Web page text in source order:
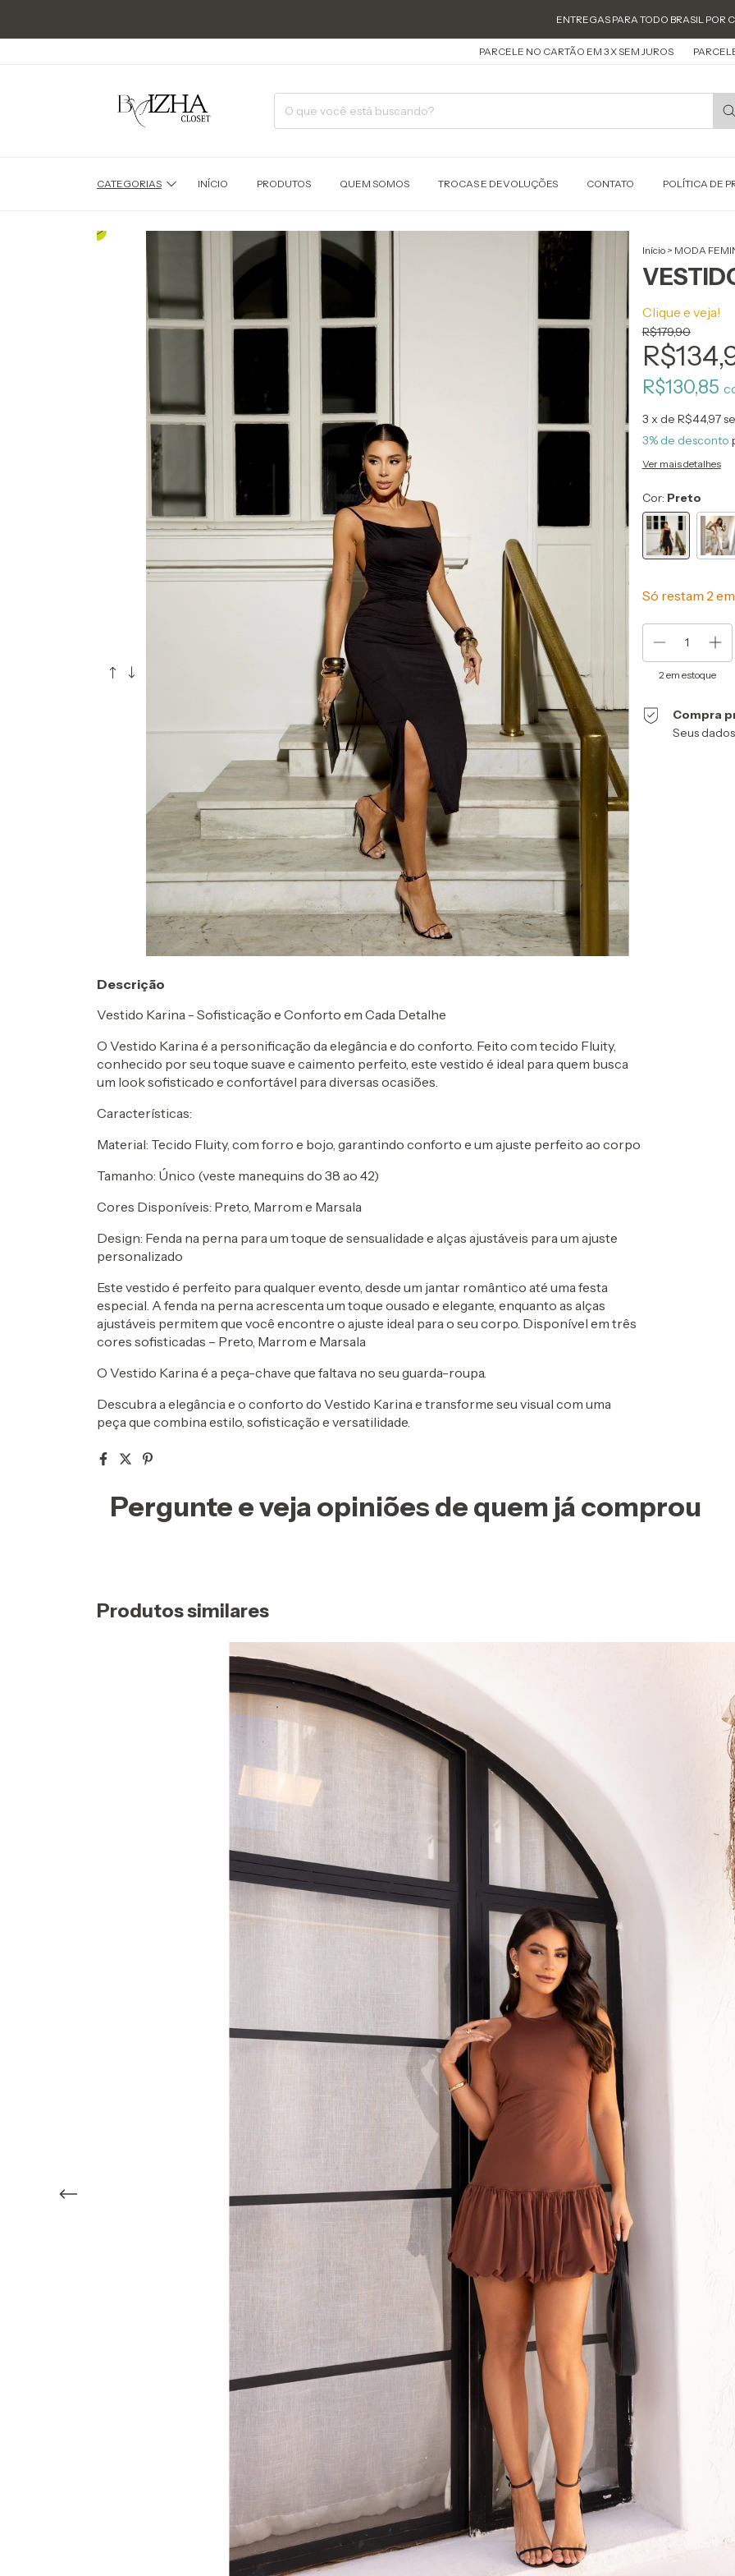
ENTREGAS PARA TODO BRASIL POR CORREIOS -
PARCELE NO CARTÃO EM 3 X SEM JUROS PARCELE NO CARTÃO EM
CATEGORIAS INÍCIO PRODUTOS QUEM SOMOS TROCAS E DEVOLUÇÕES CONTATO POLÍTICA DE
Início > MODA
Clique e veja!
R$179,90
R$130,85
3 x de R$44,97
3% de desconto
Ver mais detalhes
Cor: Preto
Só restam 2
2 em estoque
Compra
Seus
Descrição
Vestido Karina - Sofisticação e Conforto em Cada Detalhe
O Vestido Karina é a personificação da elegância e do conforto. Feito com tecido Fluity,
conhecido por seu toque suave e caimento perfeito, este vestido é ideal para quem busca
um look sofisticado e confortável para diversas ocasiões.
Características:
Material: Tecido Fluity, com forro e bojo, garantindo conforto e um ajuste perfeito ao corpo
Tamanho: Único (veste manequins do 38 ao 42)
Cores Disponíveis: Preto, Marrom e Marsala
Design: Fenda na perna para um toque de sensualidade e alças ajustáveis para um ajuste
personalizado
Este vestido é perfeito para qualquer evento, desde um jantar romântico até uma festa
especial. A fenda na perna acrescenta um toque ousado e elegante, enquanto as alças
ajustáveis permitem que você encontre o ajuste ideal para o seu corpo. Disponível em três
cores sofisticadas – Preto, Marrom e Marsala
O Vestido Karina é a peça-chave que faltava no seu guarda-roupa.
Descubra a elegância e o conforto do Vestido Karina e transforme seu visual com uma
peça que combina estilo, sofisticação e versatilidade.
Pergunte e veja opiniões de quem já comprou
Produtos similares